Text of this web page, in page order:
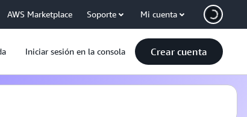
AWS Marketplace Soporte Mi cuenta
Iniciar sesión en la consola Crear cuenta